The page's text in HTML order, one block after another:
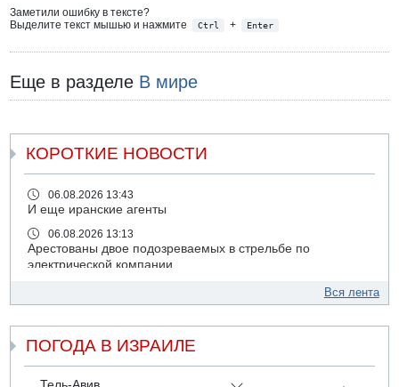
Заметили ошибку в тексте?
Выделите текст мышью и нажмите
Ctrl + Enter
Еще в разделе В мире
КОРОТКИЕ НОВОСТИ
06.08.2026 13:43
И еще иранские агенты
06.08.2026 13:13
Арестованы двое подозреваемых в стрельбе по
электрической компании
Возле Кирьят-Арбы пожар на местности
06.08.2026 12:06
США не будут давить на Израиль в вопросе Ливана
06.08.2026 11:41
Трое подростков ограбили сексшоп в Холоне
Вся лента
ПОГОДА В ИЗРАИЛЕ